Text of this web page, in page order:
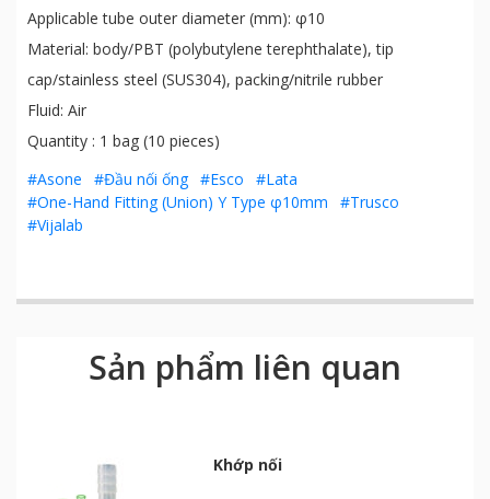
Applicable tube outer diameter (mm): φ10
Material: body/PBT (polybutylene terephthalate), tip
cap/stainless steel (SUS304), packing/nitrile rubber
Fluid: Air
Quantity : 1 bag (10 pieces)
#Asone
#Đầu nối ống #Esco
#Lata
#One-Hand Fitting (Union) Y Type φ10mm
#Trusco
#Vijalab
Sản phẩm liên quan
Khớp nối